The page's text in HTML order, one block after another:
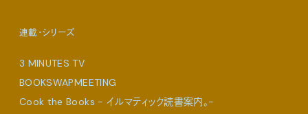
連載・シリーズ
3 MINUTES TV
BOOKSWAPMEETING
Cook the Books - イルマティック読書案内。-